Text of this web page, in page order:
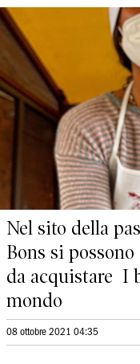
Nel sito della
Bons si
da acquistare I
mondo
08 ottobre 2021 04:35